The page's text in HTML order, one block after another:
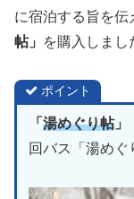
に宿泊する旨を伝
帖」
を購入しまし
ポイント
「 湯めぐり帖」
回バス「湯め